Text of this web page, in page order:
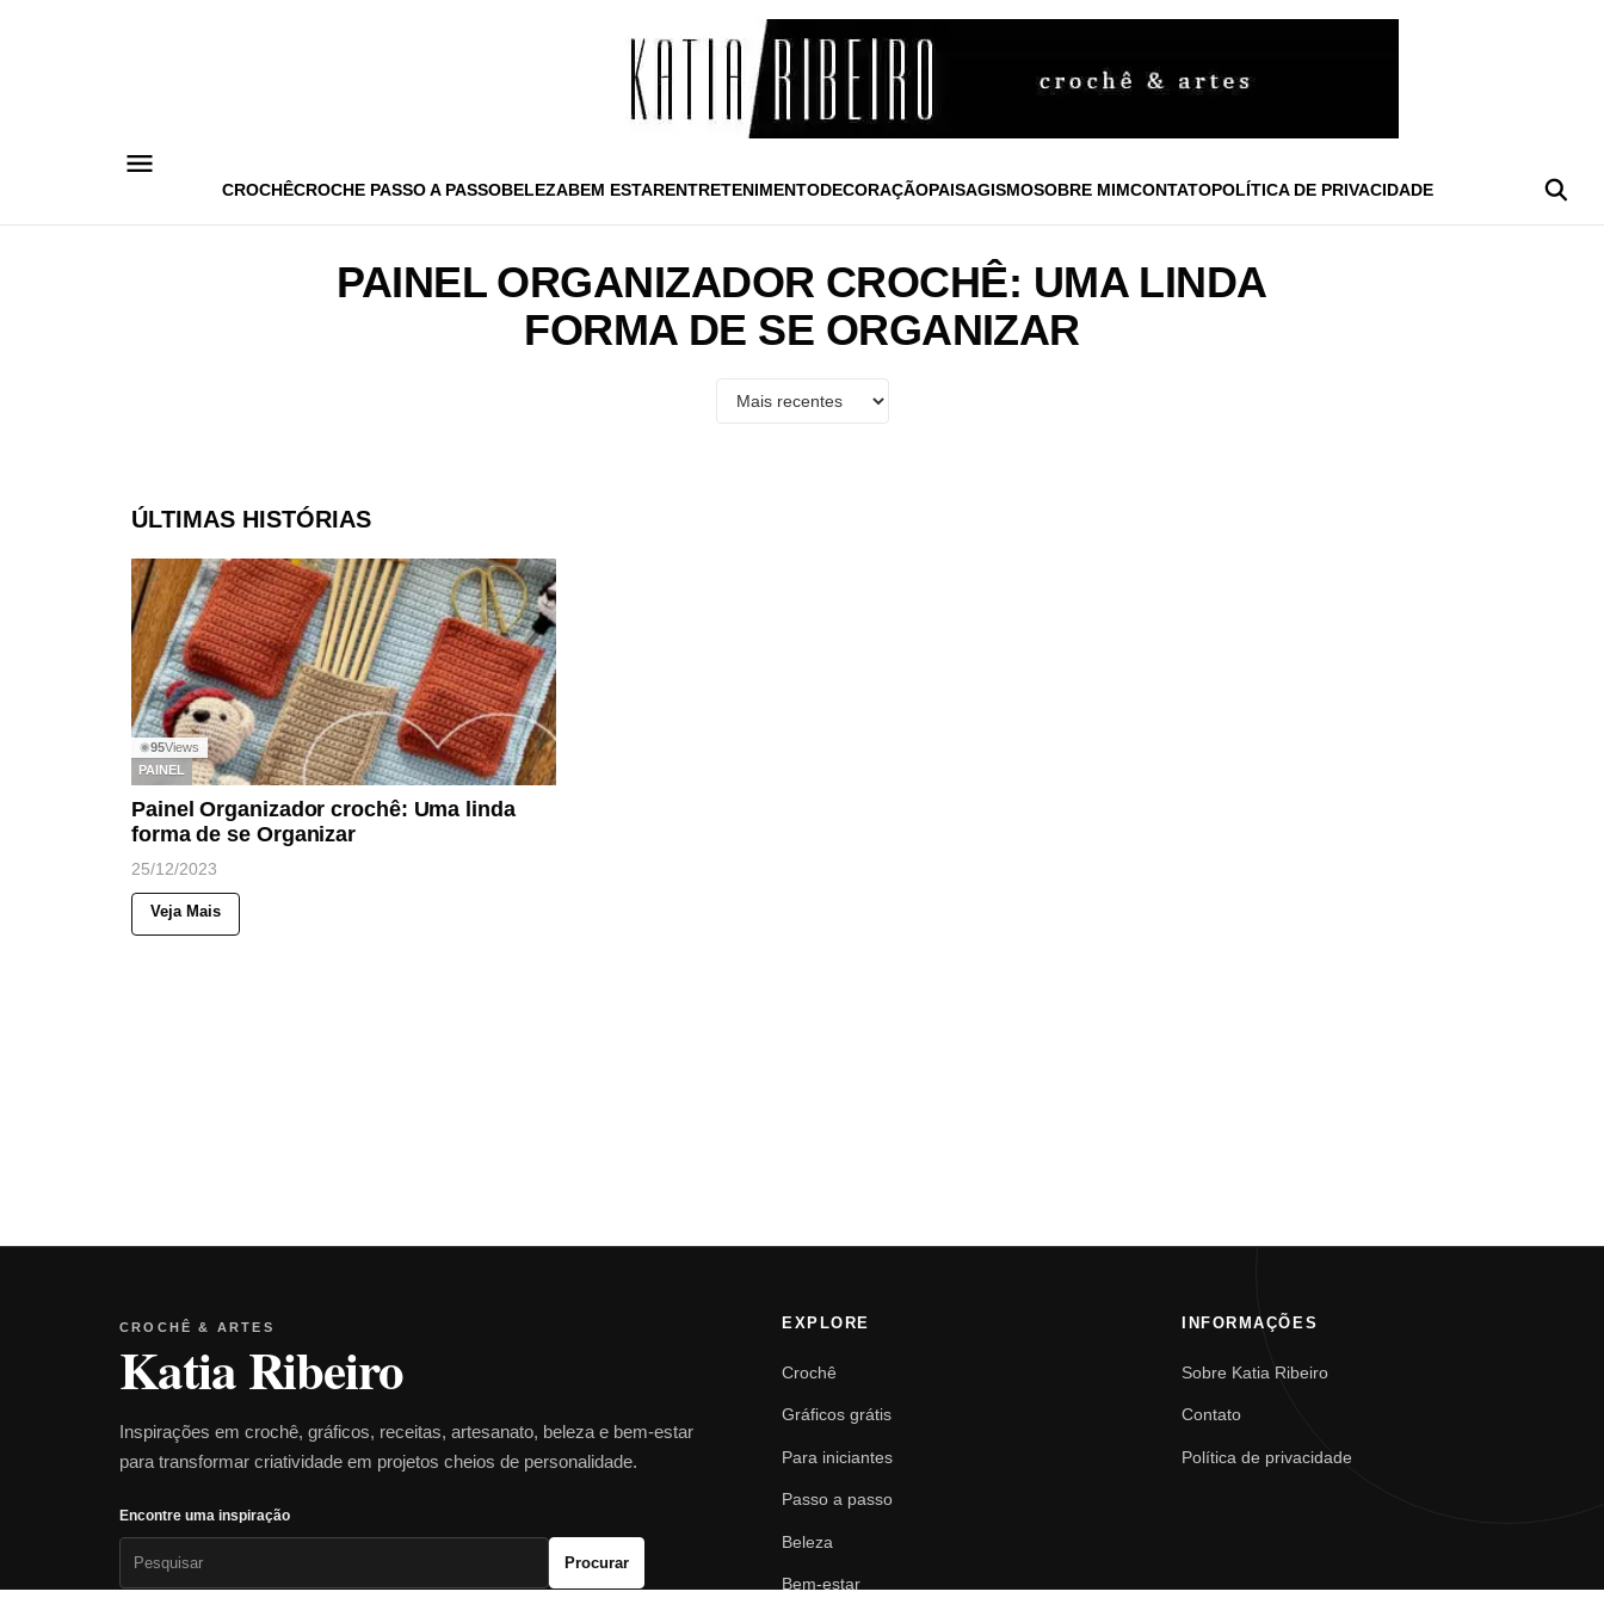
CROCHÊCROCHE PASSO A PASSOBELEZABEM ESTARENTRETENIMENTODECORAÇÃOPAISAGISMOSOBRE MIMCONTATOPOLÍTICA DE PRIVACIDADE
PAINEL ORGANIZADOR CROCHÊ: UMA LINDA
FORMA DE SE ORGANIZAR
ÚLTIMAS HISTÓRIAS
◉95Views
PAINEL
Painel Organizador crochê: Uma linda
forma de se Organizar
25/12/2023
Veja Mais
CROCHÊ & ARTES
Katia Ribeiro
Inspirações em crochê, gráficos, receitas, artesanato, beleza e bem-estar
para transformar criatividade em projetos cheios de personalidade.
Encontre uma inspiração
Procurar
EXPLORE
Crochê
Gráficos grátis
Para iniciantes
Passo a passo
Beleza
Bem-estar
INFORMAÇÕES
Sobre Katia Ribeiro
Contato
Política de privacidade